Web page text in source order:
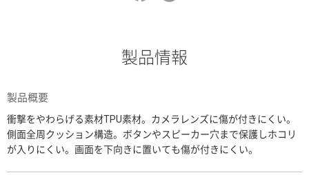
製品情報
製品概要
衝撃をやわらげる素材TPU素材。カメラレンズに傷が付きにくい。
側面全周クッション構造。ボタンやスピーカー穴まで保護しホコリ
が入りにくい。画面を下向きに置いても傷が付きにくい。